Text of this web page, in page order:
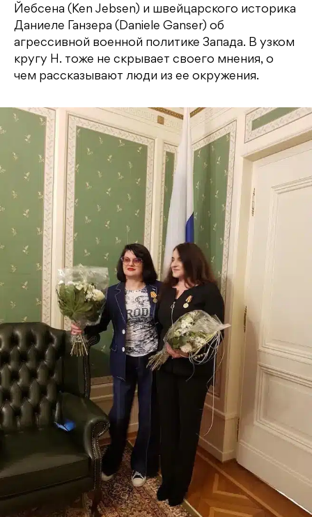
Йебсена (Ken Jebsen) и швейцарского историка
Даниеле Ганзера (Daniele Ganser) об
агрессивной военной политике Запада. В узком
кругу Н. тоже не скрывает своего мнения, о
чем рассказывают люди из ее окружения.